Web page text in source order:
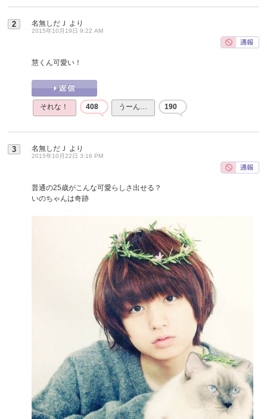
2 名無しだＪ より
2015年10月19日 9:22 AM
慧くん可愛い！
それな！ 408 うーん… 190
3 名無しだＪ より
2015年10月22日 3:16 PM
普通の25歳がこんな可愛らしさ出せる？
いのちゃんは奇跡